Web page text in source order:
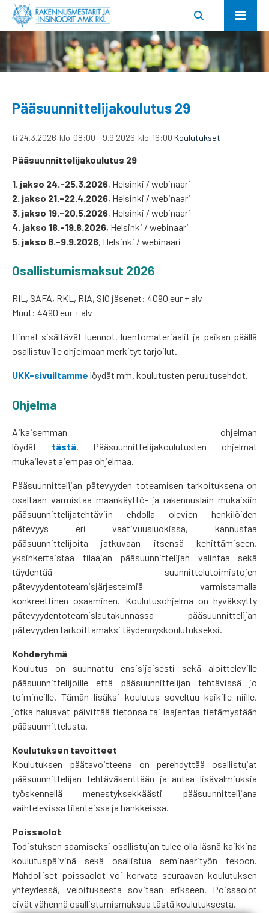
Pääsuunnittelijakoulutus 29
ti 24.3.2026 klo 08:00 - 9.9.2026 klo 16:00 Koulutukset
Pääsuunnittelijakoulutus 29
1. jakso 24.-25.3.2026, Helsinki / webinaari
2. jakso 21.-22.4.2026, Helsinki / webinaari
3. jakso 19.-20.5.2026, Helsinki / webinaari
4. jakso 18.-19.8.2026, Helsinki / webinaari
5. jakso 8.-9.9.2026, Helsinki / webinaari
Osallistumismaksut 2026
RIL, SAFA, RKL, RIA, SIO jäsenet: 4090 eur + alv
Muut: 4490 eur + alv
Hinnat sisältävät luennot, luentomateriaalit ja paikan päällä
osallistuville ohjelmaan merkityt tarjoilut.
UKK-sivuiltamme löydät mm. koulutusten peruutusehdot.
Ohjelma
Aikaisemman ohjelman
löydät tästä. Pääsuunnittelijakoulutusten ohjelmat
mukailevat aiempaa ohjelmaa.
Pääsuunnittelijan pätevyyden toteamisen tarkoituksena on
osaltaan varmistaa maankäyttö- ja rakennuslain mukaisiin
pääsuunnittelijatehtäviin ehdolla olevien henkilöiden
pätevyys eri vaativuusluokissa, kannustaa
pääsuunnittelijoita jatkuvaan itsensä kehittämiseen,
yksinkertaistaa tilaajan pääsuunnittelijan valintaa sekä
täydentää suunnittelutoimistojen
pätevyydentoteamisjärjestelmiä varmistamalla
konkreettinen osaaminen. Koulutusohjelma on hyväksytty
pätevyydentoteamislautakunnassa pääsuunnittelijan
pätevyyden tarkoittamaksi täydennyskoulutukseksi.
Kohderyhmä
Koulutus on suunnattu ensisijaisesti sekä aloitteleville
pääsuunnittelijoille että pääsuunnittelijan tehtävissä jo
toimineille. Tämän lisäksi koulutus soveltuu kaikille niille,
jotka haluavat päivittää tietonsa tai laajentaa tietämystään
pääsuunnittelusta.
Koulutuksen tavoitteet
Koulutuksen päätavoitteena on perehdyttää osallistujat
pääsuunnittelijan tehtäväkenttään ja antaa lisävalmiuksia
työskennellä menestyksekkäästi pääsuunnittelijana
vaihtelevissa tilanteissa ja hankkeissa.
Poissaolot
Todistuksen saamiseksi osallistujan tulee olla läsnä kaikkina
koulutuspäivinä sekä osallistua seminaarityön tekoon.
Mahdolliset poissaolot voi korvata seuraavan koulutuksen
yhteydessä, veloituksesta sovitaan erikseen. Poissaolot
eivät vähennä osallistumismaksua tästä koulutuksesta.